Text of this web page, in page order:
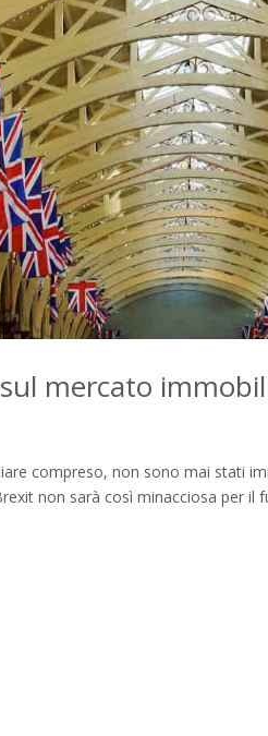
mercato
compreso, non sono mai stati
non sarà così minacciosa per